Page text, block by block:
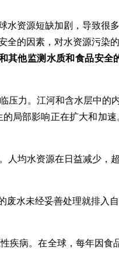
资源短缺加剧，导致很
的因素，对水资源污染
他监测水质和食品安
力。江河和含水层中的
局部影响正在扩大和加
均水资源在日益减少，
水未经妥善处理就排入
病。在全球，每年因